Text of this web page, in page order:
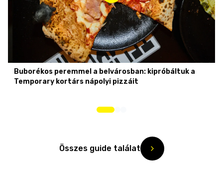
Buborékos peremmel a belvárosban: kipróbáltuk a
Temporary kortárs nápolyi pizzáit
Összes guide találat